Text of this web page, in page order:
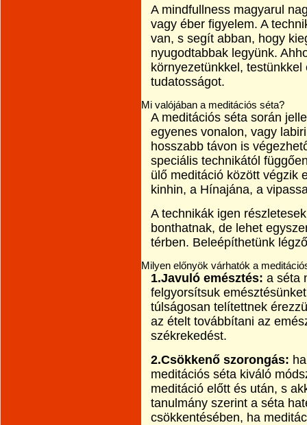
A mindfullness magyarul
vagy éber figyelem. A
van, s segít abban, hogy
nyugodtabbak legyünk.
környezetünkkel,
tudatosságot.
Mi valójában a meditációs séta?
A meditációs séta során
egyenes vonalon, vagy
hosszabb távon is
speciális technikától
ülő meditáció között végzik
kinhin, a Hínajána, a
A technikák igen
bonthatnak, de lehet
térben. Beleépíthetünk
Milyen előnyök várhatók a
1.Javuló emésztés: a séta
felgyorsítsuk
túlságosan telítettnek
az ételt továbbítani az
székrekedést.
2.Csökkenő szorongás:
meditációs séta kiváló
meditáció előtt és után, s
tanulmány szerint a séta
csökkentésében, ha